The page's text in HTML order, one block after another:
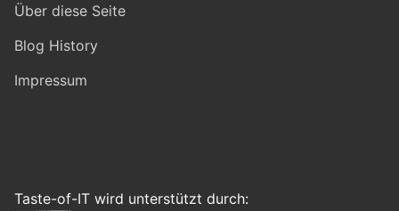
Über diese Seite
Blog History
Impressum
Taste-of-IT wird unterstützt durch: